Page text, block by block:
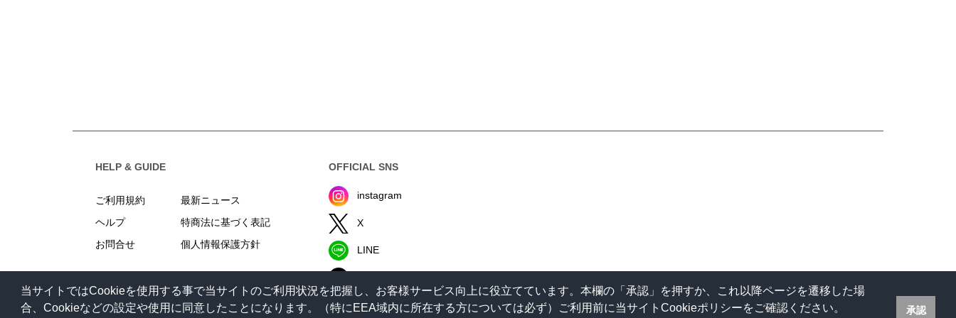
当サイトではCookieを使用する事で当サイトのご利用状況を把握し、お客様サービス向上に役立てています。本欄の「承認」を押すか、これ以降ページを遷移した場
合、Cookieなどの設定や使用に同意したことになります。（特にEEA域内に所在する方については必ず）ご利用前に当サイトCookieポリシーをご確認ください。
承認
HELP & GUIDE
ご利用規約
ヘルプ
お問合せ
最新ニュース
特商法に基づく表記
個人情報保護方針
OFFICIAL SNS
instagram
X
LINE